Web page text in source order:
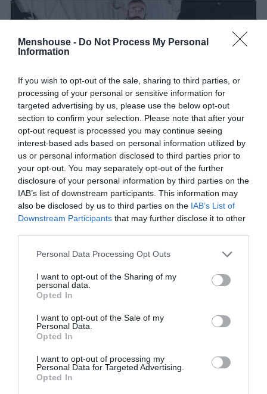
Menshouse - Do Not Process My Personal
Information
If you wish to opt-out of the sale, sharing to third parties, or
processing of your personal or sensitive information for
targeted advertising by us, please use the below opt-out
section to confirm your selection. Please note that after your
opt-out request is processed you may continue seeing
interest-based ads based on personal information utilized by
us or personal information disclosed to third parties prior to
your opt-out. You may separately opt-out of the further
disclosure of your personal information by third parties on the
IAB’s list of downstream participants. This information may
also be disclosed by us to third parties on the IAB’s List of
Downstream Participants that may further disclose it to other
Personal Data Processing Opt Outs
I want to opt-out of the Sharing of my
personal data.
Opted In
I want to opt-out of the Sale of my
Personal Data.
Opted In
I want to opt-out of processing my
Personal Data for Targeted Advertising.
Opted In
Δεν ακούγεται ούτε κιχ:Η παράσταση που ο
Σερβετάλης έδωσε ρεσιτάλ και γέμισε το ένα
θέατρο μετά το άλλο φέτος